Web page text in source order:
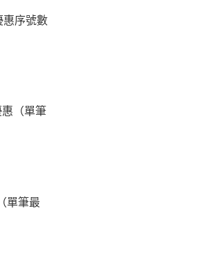
惠序號數
（單筆
（單筆最